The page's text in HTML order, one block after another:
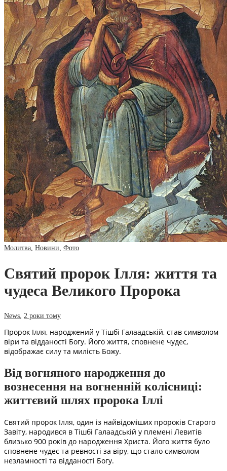
Молитва Новини Фото
Святий пророк Ілля: життя та
чудеса Великого Пророка
News 2 роки тому
Пророк Ілля, народжений у Тішбі Галаадській, став символом
віри та відданості Богу. Його життя, сповнене чудес,
відображає силу та милість Божу.
Від вогняного народження до
вознесення на вогненній колісниці:
життєвий шлях пророка Іллі
Святий пророк Ілля, один із найвідоміших пророків Старого
Завіту, народився в Тішбі Галаадській у племені Левитів
близько 900 років до народження Христа. Його життя було
сповнене чудес та ревності за віру, що стало символом
незламності та відданості Богу.